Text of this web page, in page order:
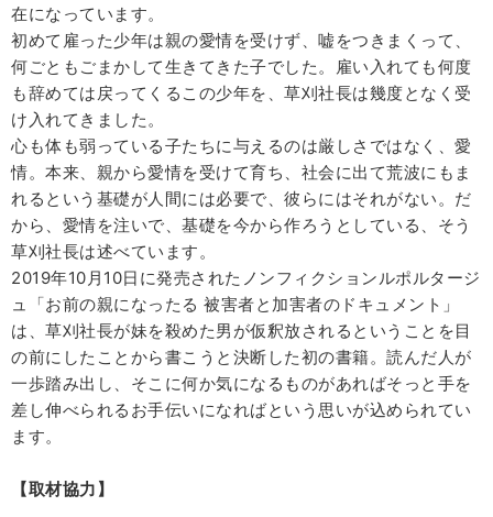
在になっています。
初めて雇った少年は親の愛情を受けず、嘘をつきまくって、
何ごともごまかして生きてきた子でした。雇い入れても何度
も辞めては戻ってくるこの少年を、草刈社長は幾度となく受
け入れてきました。
心も体も弱っている子たちに与えるのは厳しさではなく、愛
情。本来、親から愛情を受けて育ち、社会に出て荒波にもま
れるという基礎が人間には必要で、彼らにはそれがない。だ
から、愛情を注いで、基礎を今から作ろうとしている、そう
草刈社長は述べています。
2019年10月10日に発売されたノンフィクションルポルタージ
ュ「お前の親になったる 被害者と加害者のドキュメント」
は、草刈社長が妹を殺めた男が仮釈放されるということを目
の前にしたことから書こうと決断した初の書籍。読んだ人が
一歩踏み出し、そこに何か気になるものがあればそっと手を
差し伸べられるお手伝いになればという思いが込められてい
ます。
【取材協力】